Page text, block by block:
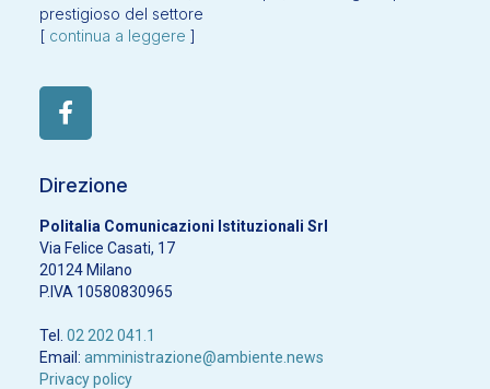
prestigioso del settore
[ continua a leggere ]
Direzione
Politalia Comunicazioni Istituzionali Srl
Via Felice Casati, 17
20124 Milano
P.IVA 10580830965
Tel. 02 202 041.1
Email: amministrazione@ambiente.news
Privacy policy